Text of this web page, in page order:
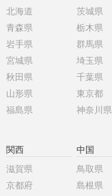
北海道
青森県
岩手県
宮城県
秋田県
山形県
福島県
茨城県
栃木県
群馬県
埼玉県
千葉県
東京都
神奈川県
関西
滋賀県
京都府
中国
鳥取県
島根県